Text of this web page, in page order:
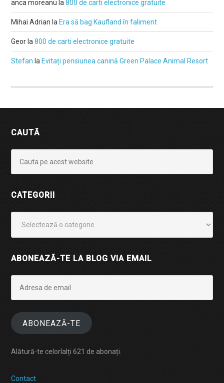
anca moreanu la800 de carti electronice gratuite
Mihai Adrian la Era să bag Kaufland în faliment
Geor la800 de carti electronice gratuite
Stefan la Evitați pensiunea canină Green Palace Animal Resort
CAUTĂ
CATEGORII
ABONEAZĂ-TE LA BLOG VIA EMAIL
email
ABONEAZĂ-TE
Alătură-te celorlalți 621 de abonați.
Contact